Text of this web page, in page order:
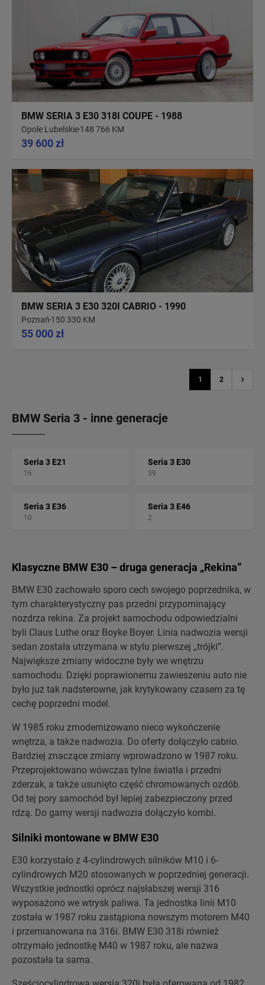
BMW SERIA 3 E30 318I COUPE - 1988
Opole Lubelskie148 766 KM
39 600 zł
BMW SERIA 3 E30 320I CABRIO - 1990
Poznań 150 330 KM
55 000 zł
1 2
BMW Seria 3 - inne generacje
Seria 3 E21
16
Seria 3 E30
39
Seria 3 E36
10
Seria 3 E46
2
Klasyczne BMW E30 – druga generacja „Rekina”
BMW E30 zachowało sporo cech swojego poprzednika, w
tym charakterystyczny pas przedni przypominający
nozdrza rekina. Za projekt samochodu odpowiedzialni
byli Claus Luthe oraz Boyke Boyer. Linia nadwozia wersji
sedan została utrzymana w stylu pierwszej „trójki”.
Największe zmiany widoczne były we wnętrzu
samochodu. Dzięki poprawionemu zawieszeniu auto nie
było już tak nadsterowne, jak krytykowany czasem za tę
cechę poprzedni model.
W 1985 roku zmodernizowano nieco wykończenie
wnętrza, a także nadwozia. Do oferty dołączyło cabrio.
Bardziej znaczące zmiany wprowadzono w 1987 roku.
Przeprojektowano wówczas tylne światła i przedni
zderzak, a także usunięto część chromowanych ozdób.
Od tej pory samochód był lepiej zabezpieczony przed
rdzą. Do gamy wersji nadwozia dołączyło kombi.
Silniki montowane w BMW E30
E30 korzystało z 4-cylindrowych silników M10 i 6-
cylindrowych M20 stosowanych w poprzedniej generacji.
Wszystkie jednostki oprócz najsłabszej wersji 316
wyposażono we wtrysk paliwa. Ta jednostka linii M10
została w 1987 roku zastąpiona nowszym motorem M40
i przemianowana na 316i. BMW E30 318i również
otrzymało jednostkę M40 w 1987 roku, ale nazwa
pozostała ta sama.